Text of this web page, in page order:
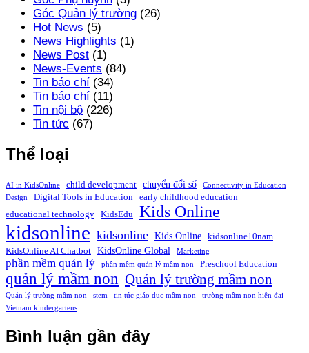
Góc Quản lý trường (26)
Hot News (5)
News Highlights (1)
News Post (1)
News-Events (84)
Tin báo chí (34)
Tin báo chí (11)
Tin nội bộ (226)
Tin tức (67)
Thể loại
AI in KidsOnline child development chuyển đổi số
Connectivity in Education
Design
Digital Tools in Education
early childhood education
educational technology
KidsEdu Kids Online
kidsonline kidsonline Kids Online
kidsonline10nam
KidsOnline AI Chatbot
KidsOnline Global Marketing
phần mềm quản lý phần mềm quản lý mầm non Preschool Education
quản lý mầm non Quản lý trường mầm non
Quản lý trường mầm non stem tin tức giáo dục mầm non
trường mầm non hiện đại
Vietnam kindergartens
Bình luận gần đây